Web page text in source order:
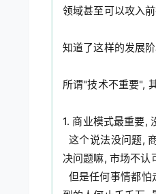
领域甚至可以攻入
知道了这样的发展
所谓"技术不重要",
1. 商业模式最重要,
决问题嘛, 市场不认